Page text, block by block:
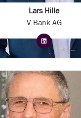
Lars Hille
V-Bank AG